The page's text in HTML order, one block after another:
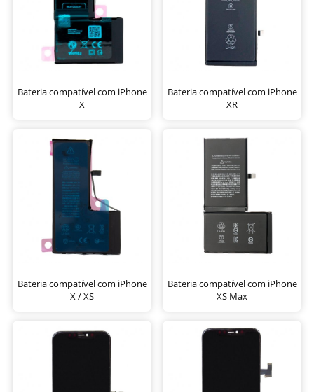
Bateria compatível com iPhone
X
Bateria compatível com iPhone
XR
Bateria compatível com iPhone
X / XS
Bateria compatível com iPhone
XS Max